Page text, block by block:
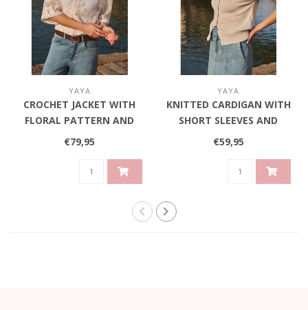
YAYA
CROCHET JACKET WITH
FLORAL PATTERN AND
SHORT SLEEVES - BEIGE
€79,95
YAYA
KNITTED CARDIGAN WITH
SHORT SLEEVES AND
FRONT BUTTONS - BEIGE
€59,95